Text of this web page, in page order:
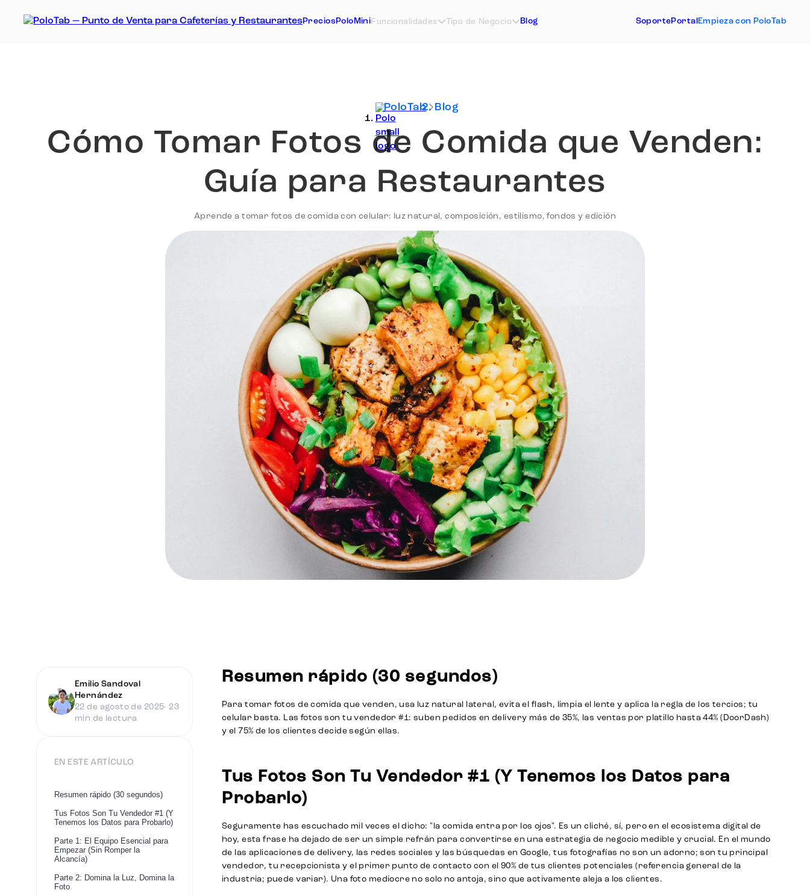
PreciosPoloMiniFuncionalidades Tipo de Negocio Blog SoportePortal Empieza con PoloTab
PoloTab Blog
Cómo Tomar Fotos de Comida que Venden:
Guía para Restaurantes
Aprende a tomar fotos de comida con celular: luz natural, composición, estilismo, fondos y edición
Emilio Sandoval
Hernández
22 de agosto de 2025· 23
min de lectura
EN ESTE ARTÍCULO
Resumen rápido (30 segundos)
Tus Fotos Son Tu Vendedor #1 (Y
Tenemos los Datos para Probarlo)
Parte 1: El Equipo Esencial para
Empezar (Sin Romper la
Alcancía)
Parte 2: Domina la Luz, Domina la
Foto
Resumen rápido (30 segundos)
Para tomar fotos de comida que venden, usa luz natural lateral, evita el flash, limpia el lente y aplica la regla de los tercios; tu
celular basta. Las fotos son tu vendedor #1: suben pedidos en delivery más de 35%, las ventas por platillo hasta 44% (DoorDash)
y el 75% de los clientes decide según ellas.
Tus Fotos Son Tu Vendedor #1 (Y Tenemos los Datos para
Probarlo)
Seguramente has escuchado mil veces el dicho: "la comida entra por los ojos". Es un cliché, sí, pero en el ecosistema digital de
hoy, esta frase ha dejado de ser un simple refrán para convertirse en una estrategia de negocio medible y crucial. En el mundo
de las aplicaciones de delivery, las redes sociales y las búsquedas en Google, tus fotografías no son un adorno; son tu principal
vendedor, tu recepcionista y el primer punto de contacto con el 90% de tus clientes potenciales (referencia general de la
industria; puede variar). Una foto mediocre no solo no antoja, sino que activamente aleja a los clientes.